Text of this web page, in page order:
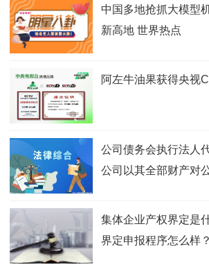
中国多地抢抓大模型
新高地 世界热点
阿左牛油果获得央视
公司债务会执行法人
公司以其全部财产对
集体企业产权界定是
界定申报程序怎么样？